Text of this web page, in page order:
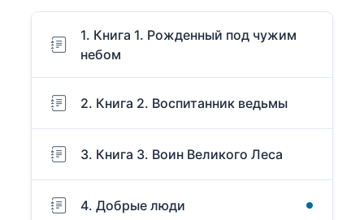
1. Книга 1. Рожденный под чужим
небом
2. Книга 2. Воспитанник ведьмы
3. Книга 3. Воин Великого Леса
4. Добрые люди